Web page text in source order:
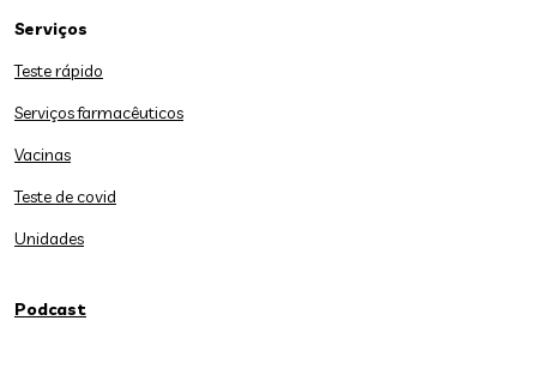
Serviços
Teste rápido
Serviços farmacêuticos
Vacinas
Teste de covid
Unidades
Podcast